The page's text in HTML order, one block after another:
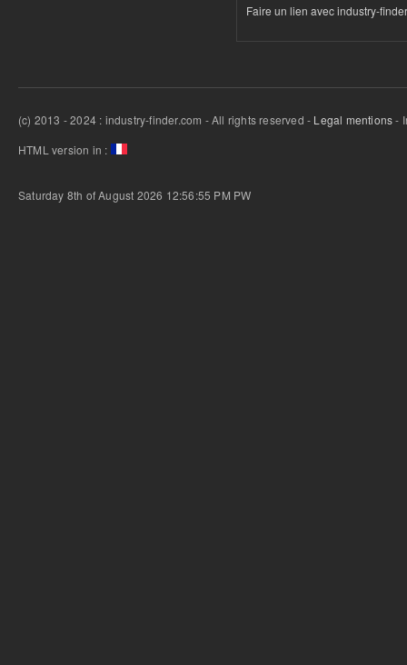
Faire un lien avec industry-finder
(c) 2013 - 2024 : industry-finder.com - All rights reserved - Legal mentions-
HTML version in :
Saturday 8th of August 2026 12:56:55 PM PW